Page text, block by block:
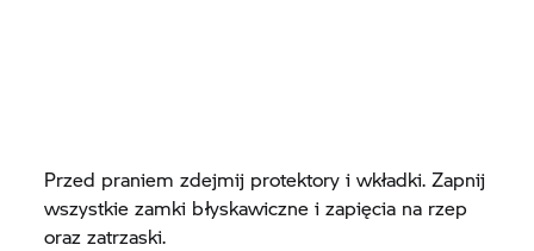
Przed praniem zdejmij protektory i wkładki. Zapnij
wszystkie zamki błyskawiczne i zapięcia na rzep
oraz zatrzaski.